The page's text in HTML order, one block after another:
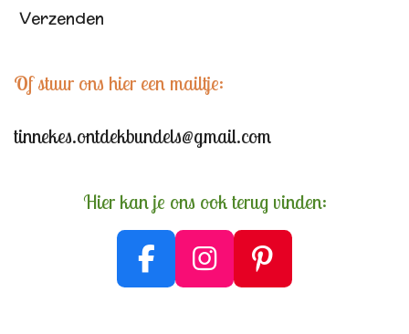
Verzenden
Of stuur ons hier een mailtje:
tinnekes.ontdekbundels@gmail.com
Hier kan je ons ook terug vinden:
F
a
I
n
P
i